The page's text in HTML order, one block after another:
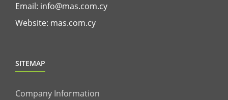
Email: info@mas.com.cy
Website: mas.com.cy
SITEMAP
Company Information